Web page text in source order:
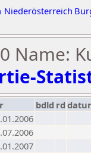
Niederösterreich
Name:
bdld rd